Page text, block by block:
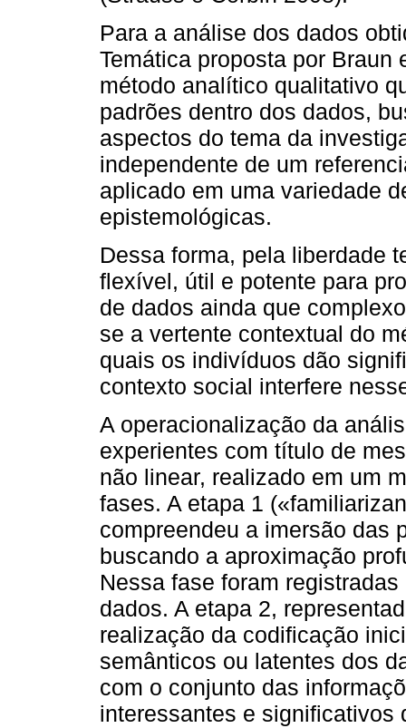
Para a análise dos dados
Temática proposta por Braun
método analítico qualitativo
padrões dentro dos dados,
aspectos do tema da
independente de um
aplicado em uma variedade
epistemológicas.
Dessa forma, pela liberdade
flexível, útil e potente para
de dados ainda que
se a vertente contextual do
quais os indivíduos dão
contexto social interfere
A operacionalização da
experientes com título de
não linear, realizado em um
fases. A etapa 1
compreendeu a imersão das
buscando a aproximação
Nessa fase foram
dados. A etapa 2,
realização da codificação
semânticos ou latentes dos
com o conjunto das
interessantes e significativos